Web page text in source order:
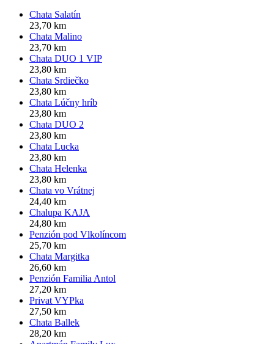
Chata Salatín
23,70 km
Chata Malino
23,70 km
Chata DUO 1 VIP
23,80 km
Chata Srdiečko
23,80 km
Chata Lúčny hríb
23,80 km
Chata DUO 2
23,80 km
Chata Lucka
23,80 km
Chata Helenka
23,80 km
Chata vo Vrátnej
24,40 km
Chalupa KAJA
24,80 km
Penzión pod Vlkolíncom
25,70 km
Chata Margitka
26,60 km
Penzión Familia Antol
27,20 km
Privat VYPka
27,50 km
Chata Ballek
28,20 km